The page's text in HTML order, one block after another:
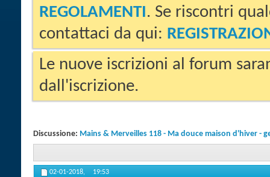
REGOLAMENTI. Se riscontri
contattaci da qui:
Le nuove iscrizioni al forum
dall'iscrizione.
Discussione: Mains & Merveilles 118 - Ma douce maison d'hiver -
02-01-2018, 19:53